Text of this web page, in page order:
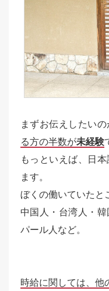
まずお伝えしたいの
る方の半数が未経験
もっといえば、日
ます。
ぼくの働いていたと
中国人・台湾人・
パール人など。
時給に関しては、他